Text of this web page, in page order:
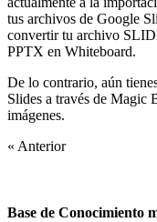
tus archivos de Google
convertir tu archivo
PPTX en Whiteboard.
De lo contrario, aún
Slides a través de Magic
imágenes.
« Anterior
Base de Conocimiento